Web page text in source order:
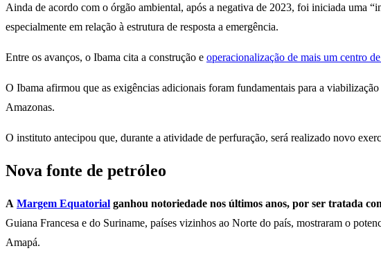
Ainda de acordo com o órgão ambiental, após a negativa de 2023, foi iniciada uma
especialmente em relação à estrutura de resposta a emergência.
Entre os avanços, o Ibama cita a construção e operacionalização de mais um centro
O Ibama afirmou que as exigências adicionais foram fundamentais para a
Amazonas.
O instituto antecipou que, durante a atividade de perfuração, será realizado novo
Nova fonte de petróleo
A Margem Equatorial ganhou notoriedade nos últimos anos, por ser tratada
Guiana Francesa e do Suriname, países vizinhos ao Norte do país, mostraram o
Amapá.